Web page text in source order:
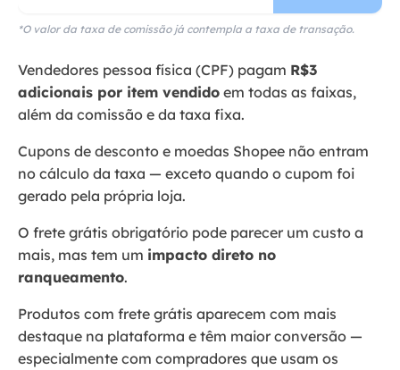
*O valor da taxa de comissão já contempla a taxa de transação.
Vendedores pessoa física (CPF) pagam R$3
adicionais por item vendido em todas as faixas,
além da comissão e da taxa fixa.
Cupons de desconto e moedas Shopee não entram
no cálculo da taxa — exceto quando o cupom foi
gerado pela própria loja.
O frete grátis obrigatório pode parecer um custo a
mais, mas tem um impacto direto no
ranqueamento.
Produtos com frete grátis aparecem com mais
destaque na plataforma e têm maior conversão —
especialmente com compradores que usam os